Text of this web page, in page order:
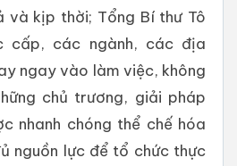
và kịp thời; Tổng Bí thư Tô
cấp, các ngành, các địa
ngay vào làm việc, không
chủ trương, giải pháp
nhanh chóng thể chế hóa
nguồn lực để tổ chức thực